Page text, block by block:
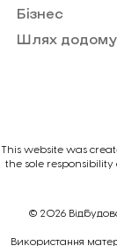
Бізнес
Шлях додому
This website was
the sole
© 2026
Викориcтання